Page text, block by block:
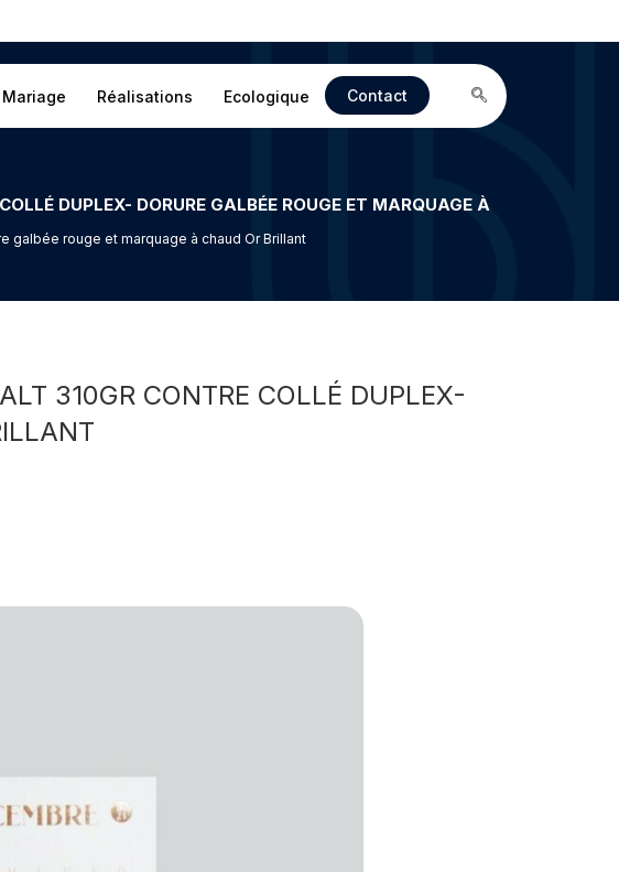
Mariage Réalisations Ecologique Contact
galbée rouge et marquage à chaud Or Brillant
310GR CONTRE COLLÉ DUPLEX-